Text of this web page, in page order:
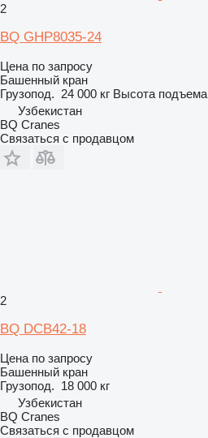
2
BQ GHP8035-24
Цена по запросу
Башенный кран
Грузопод. 24 000 кг Высота подъема
Узбекистан
BQ Cranes
Связаться с продавцом
2
BQ DCB42-18
Цена по запросу
Башенный кран
Грузопод. 18 000 кг
Узбекистан
BQ Cranes
Связаться с продавцом